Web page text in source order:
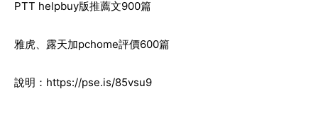
PTT helpbuy版推薦文900篇
雅虎、露天加pchome評價600篇
說明： https://pse.is/85vsu9